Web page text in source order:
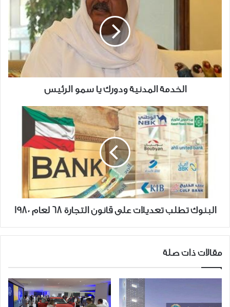
الرئيس
الخدمة المدنية ودورك يا سمو الرئيس
البنوك
تطلب
تعديلات
على
قانون
التجارة
لعام
1980
البنوك تطلب تعديلات على قانون التجارة 68 لعام 1980
مقالات ذات صلة